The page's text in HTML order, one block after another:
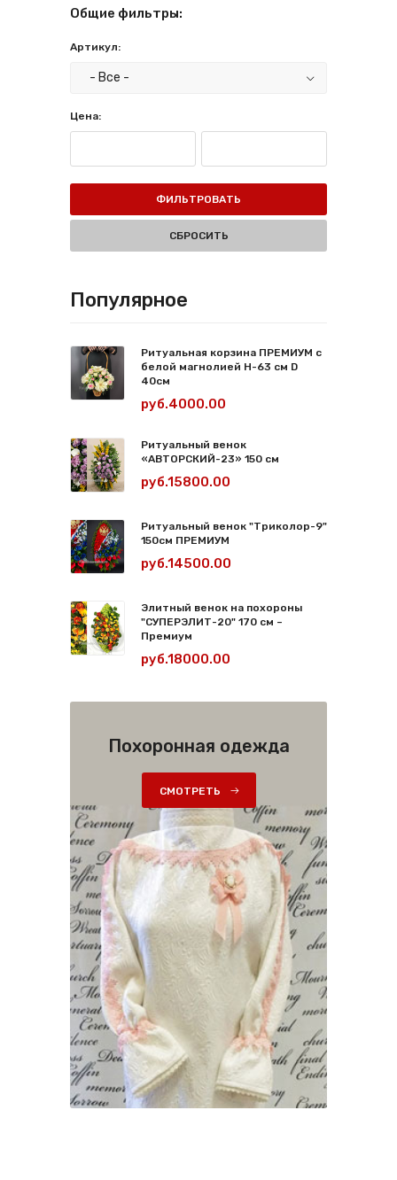
Общие фильтры:
Артикул:
Цена:
ФИЛЬТРОВАТЬ
СБРОСИТЬ
Популярное
Ритуальная корзина ПРЕМИУМ с
белой магнолией Н-63 см D
40см
руб.4000.00
Ритуальный венок
«АВТОРСКИЙ-23» 150 см
руб.15800.00
Ритуальный венок "Триколор-9"
150см ПРЕМИУМ
руб.14500.00
Элитный венок на похороны
"СУПЕРЭЛИТ-20" 170 см –
Премиум
руб.18000.00
Похоронная одежда
СМОТРЕТЬ